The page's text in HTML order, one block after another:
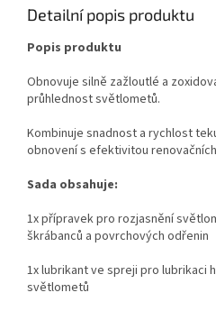
Detailní popis produktu
Popis produktu
Obnovuje silně zažloutlé a
průhlednost světlometů.
Kombinuje snadnost a rychlost
obnovení s efektivitou
Sada obsahuje:
1x přípravek pro rozjasnění
škrábanců a povrchových odřenin
1x lubrikant ve spreji pro lubrikaci
světlometů